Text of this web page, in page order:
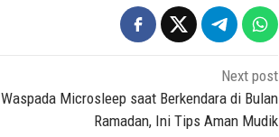
Next post
Waspada Microsleep saat Berkendara di Bulan
Ramadan, Ini Tips Aman Mudik